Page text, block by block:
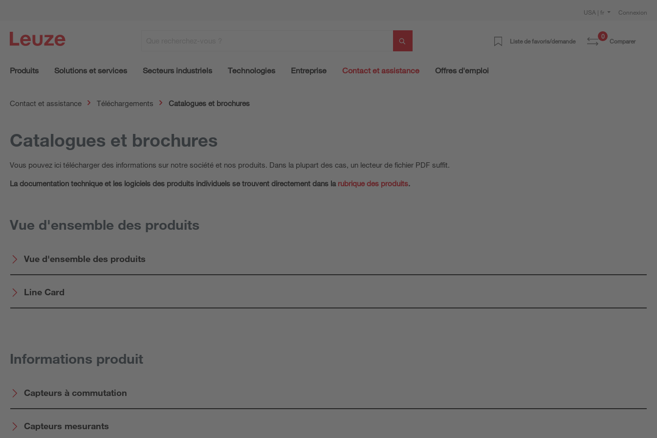
USA | fr Connexion
Liste de favoris/demande
0
Comparer
Produits Solutions et services Secteurs industriels Technologies Entreprise Contact et assistance Offres d'emploi
Contact et assistance Téléchargements Catalogues et brochures
Catalogues et brochures
Vous pouvez ici télécharger des informations sur notre société et nos produits. Dans la plupart des cas, un lecteur de fichier PDF suffit.
La documentation technique et les logiciels des produits individuels se trouvent directement dans la rubrique des produits
Vue d'ensemble des produits
Vue d'ensemble des produits
Line Card
Informations produit
Capteurs à commutation
Capteurs mesurants